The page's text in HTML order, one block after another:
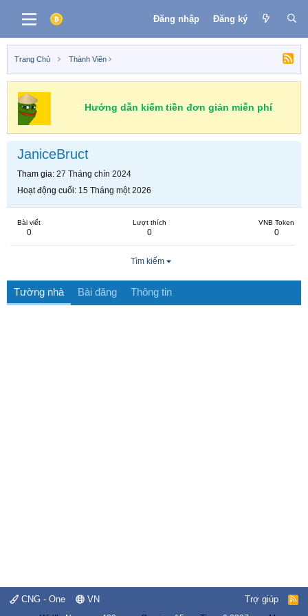
Đăng nhập Đăng ký
Trang Chủ Thành Viên
Hướng dẫn kiếm tiền đơn giản miễn phí
JaniceBruct
Tham gia 27 Tháng chín 2024
Hoạt động cuối 15 Tháng một 2026
Bài viết
0
Lượt thích
0
VNB Token
0
Tìm kiếm
Tường nhà Bài đăng Thông tin
CNG - One VN Trợ giúp
R